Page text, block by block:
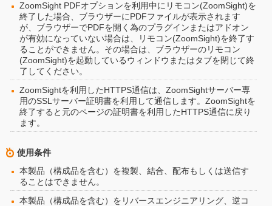
ZoomSight PDFオプションを利用中にリモコン(ZoomSight)を
終了した場合、ブラウザーにPDFファイルが表示されます
が、ブラウザーでPDFを開く為のプラグインまたはアドオン
が有効になっていない場合は、リモコン(ZoomSight)を終了す
ることができません。その場合は、ブラウザーのリモコン
(ZoomSight)を起動しているウィンドウまたはタブを閉じて終
了してください。
ZoomSightを利用したHTTPS通信は、ZoomSightサーバー専
用のSSLサーバー証明書を利用して通信します。ZoomSightを
終了すると元のページの証明書を利用したHTTPS通信に戻り
ます。
使用条件
本製品（構成品を含む）を複製、結合、配布もしくは送信す
ることはできません。
本製品（構成品を含む）をリバースエンジニアリング、逆コ